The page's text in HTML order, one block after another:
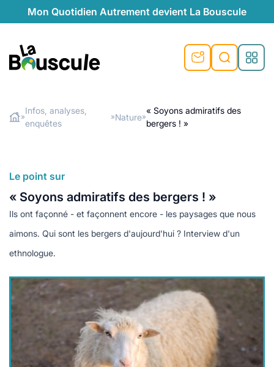
Mon Quotidien Autrement devient La Bouscule
Rechercher
»
Infos, analyses,
enquêtes
»Nature»
« Soyons admiratifs des
bergers ! »
Le point sur
« Soyons admiratifs des bergers ! »
Ils ont façonné - et façonnent encore - les paysages que nous
aimons. Qui sont les bergers d'aujourd'hui ? Interview d'un
ethnologue.